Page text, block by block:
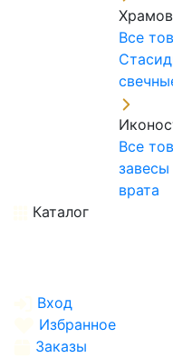
Все
Все
завесы
врата
Каталог
Вход
Избранное
Заказы